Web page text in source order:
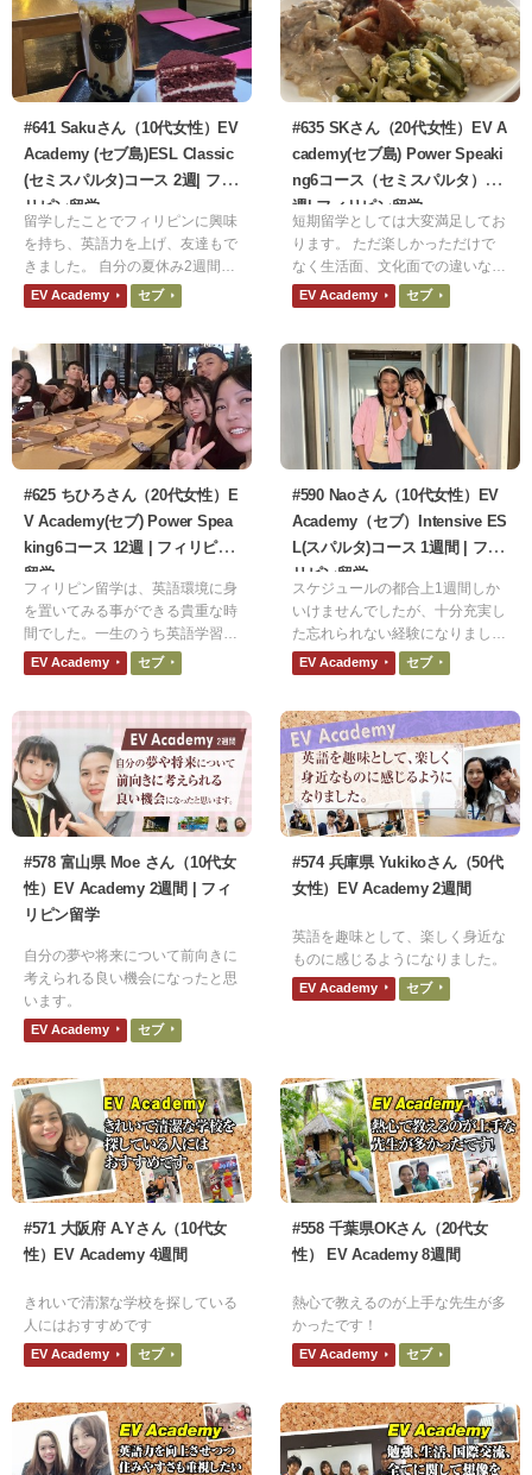
たが、他の生徒の英語を聞いてい
ると文法が正しくなくても堂々と
発言していることに気づいた。
#641 Sakuさん（10代女性）EV
Academy (セブ島)ESL Classic
(セミスパルタ)コース 2週| フィ
リピン留学
留学したことでフィリピンに興味
を持ち、英語力を上げ、友達もで
きました。 自分の夏休み2週間を
これ以上ない有意義なものにでき
たと思っています。
EV Academy セブ
#635 SKさん（20代女性）EV A
cademy(セブ島) Power Speaki
ng6コース（セミスパルタ）2
週| フィリピン留学
短期留学としては大変満足してお
ります。 ただ楽しかっただけで
なく生活面、文化面での違いなど
海外の良さだけでなく日本人とし
て改めて日本の良い一面も知る貴
EV Academy セブ
#625 ちひろさん（20代女性）E
V Academy(セブ) Power Spea
king6コース 12週 | フィリピン
留学
フィリピン留学は、英語環境に身
を置いてみる事ができる貴重な時
間でした。一生のうち英語学習に
全力で力を注ぎ込む時間をつくる
のも面白い経験になると思いま
EV Academy セブ
#590 Naoさん（10代女性）EV
Academy（セブ）Intensive ES
L(スパルタ)コース 1週間 | フィ
リピン留学
スケジュールの都合上1週間しか
いけませんでしたが、十分充実し
た忘れられない経験になりまし
た。
EV Academy セブ
#578 富山県 Moe さん（10代女
性）EV Academy 2週間 | フィ
リピン留学
自分の夢や将来について前向きに
考えられる良い機会になったと思
います。
EV Academy セブ
#574 兵庫県 Yukikoさん（50代
女性）EV Academy 2週間
英語を趣味として、楽しく身近な
ものに感じるようになりました。
EV Academy セブ
#571 大阪府 A.Yさん（10代女
性）EV Academy 4週間
きれいで清潔な学校を探している
人にはおすすめです
EV Academy セブ
#558 千葉県OKさん（20代女
性） EV Academy 8週間
熱心で教えるのが上手な先生が多
かったです！
EV Academy セブ